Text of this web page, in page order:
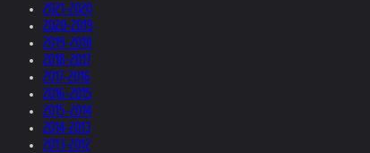
2021-2020
2020-2019
2019-2018
2018-2017
2017-2016
2016-2015
2015-2014
2014-2013
2013-2012